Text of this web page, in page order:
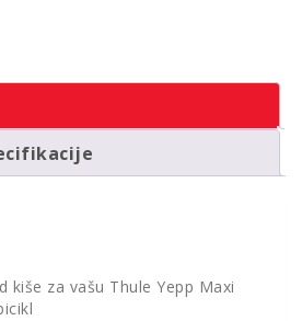
kiše za vašu Thule Yepp Maxi